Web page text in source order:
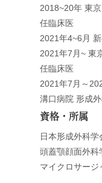
2018~20年 東
任臨床医
2021年4~6月
2021年7月~ 東
任臨床医
2021年7月～
溝口病院 形成
資格・所属
日本形成外科学
頭蓋顎顔面外科
マイクロサージ